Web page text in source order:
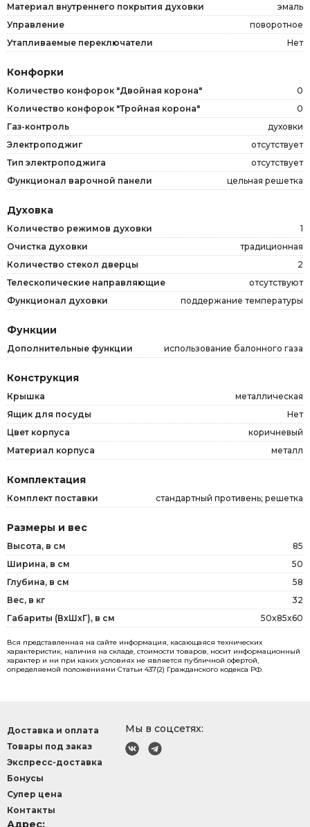
Материал внутреннего покрытия духовки
эмаль
Управление
поворотное
Утапливаемые переключатели
Нет
Конфорки
Количество конфорок "Двойная корона"
0
Количество конфорок "Тройная корона"
0
Газ-контроль
духовки
Электроподжиг
отсутствует
Тип электроподжига
отсутствует
Функционал варочной панели
цельная решетка
Духовка
Количество режимов духовки
1
Очистка духовки
традиционная
Количество стекол дверцы
2
Телескопические направляющие
отсутствуют
Функционал духовки
поддержание температуры
Функции
Дополнительные функции использование балонного газа
Конструкция
Крышка
металлическая
Ящик для посуды
Нет
Цвет корпуса
коричневый
Материал корпуса
металл
Комплектация
Комплект поставки стандартный противень; решетка
Размеры и вес
Высота, в см
85
Ширина, в см
50
Глубина, в см
58
Вес, в кг
32
Габариты (ВxШxГ), в см
50x85x60
Вся представленная на сайте информация, касающаяся технических
характеристик, наличия на складе, стоимости товаров, носит информационный
характер и ни при каких условиях не является публичной офертой,
определяемой положениями Статьи 437(2) Гражданского кодекса РФ.
Мы в соцсетях:
Доставка и оплата
Товары под заказ
Экспресс-доставка
Бонусы
Супер цена
Контакты
Адрес: